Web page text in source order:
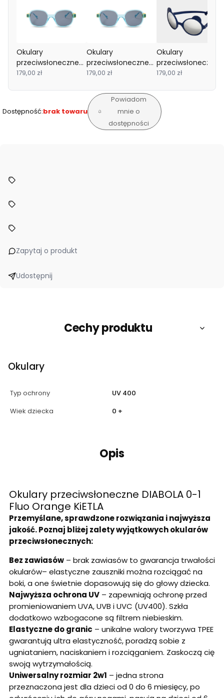
Okulary
przeciwsłoneczne
Urban 4-7 Storm
179,00 zł
Okulary
przeciwsłoneczne
Urban 7-12 Storm
179,00 zł
Okulary
przeciwsłoneczne
OURSON 1-2 Blue
179,00 zł
Dostępność:brak towaru
Powiadom
mnie o
dostępności
Zapytaj o produkt
Udostępnij
Cechy produktu
Okulary
Typ ochrony
UV 400
Wiek dziecka
0 +
Opis
Okulary przeciwsłoneczne DIABOLA 0-1
Fluo Orange KiETLA
Przemyślane, sprawdzone rozwiązania i najwyższa
jakość. Poznaj bliżej zalety wyjątkowych okularów
przeciwsłonecznych:
Bez zawiasów – brak zawiasów to gwarancja trwałości
okularów– elastyczne zauszniki można rozciągać na
boki, a one świetnie dopasowują się do głowy dziecka.
Najwyższa ochrona UV – zapewniają ochronę przed
promieniowaniem UVA, UVB i UVC (UV400). Szkła
dodatkowo wzbogacone są filtrem niebieskim.
Elastyczne do granic – unikalne walory tworzywa TPEE
gwarantują ultra elastyczność, poradzą sobie z
ugniataniem, naciskaniem i rozciąganiem. Zaskoczą cię
swoją wytrzymałością.
Uniwersalny rozmiar 2w1 – jedna strona
przeznaczona jest dla dzieci od 0 do 6 miesięcy, po